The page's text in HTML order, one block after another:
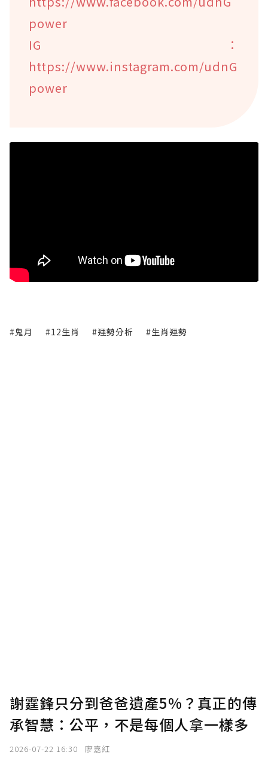
power
IG：
https://www.instagram.com/udnG
power
#鬼月 #12生肖 #運勢分析 #生肖運勢
謝霆鋒只分到爸爸遺產5%？真正的傳
承智慧：公平，不是每個人拿一樣多
2026-07-22 16:30 廖嘉紅